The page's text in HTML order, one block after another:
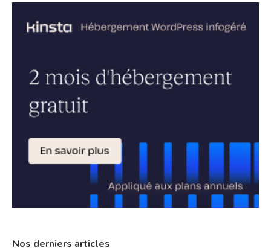
Nos derniers articles